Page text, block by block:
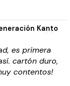
Kanto
es primera
cartón duro,
contentos!
de la